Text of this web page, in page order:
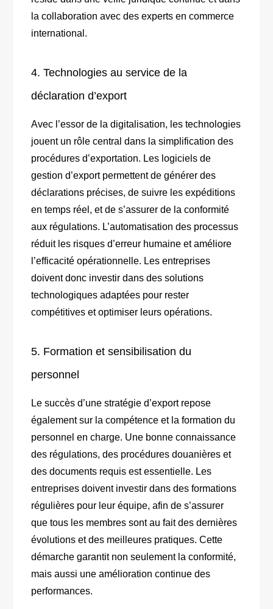
la collaboration avec des experts en commerce
international.
4. Technologies au service de la
déclaration d’export
Avec l’essor de la digitalisation, les technologies
jouent un rôle central dans la simplification des
procédures d’exportation. Les logiciels de
gestion d’export permettent de générer des
déclarations précises, de suivre les expéditions
en temps réel, et de s’assurer de la conformité
aux régulations. L’automatisation des processus
réduit les risques d’erreur humaine et améliore
l’efficacité opérationnelle. Les entreprises
doivent donc investir dans des solutions
technologiques adaptées pour rester
compétitives et optimiser leurs opérations.
5. Formation et sensibilisation du
personnel
Le succès d’une stratégie d’export repose
également sur la compétence et la formation du
personnel en charge. Une bonne connaissance
des régulations, des procédures douanières et
des documents requis est essentielle. Les
entreprises doivent investir dans des formations
régulières pour leur équipe, afin de s’assurer
que tous les membres sont au fait des dernières
évolutions et des meilleures pratiques. Cette
démarche garantit non seulement la conformité,
mais aussi une amélioration continue des
performances.